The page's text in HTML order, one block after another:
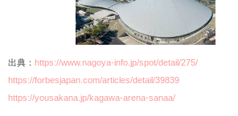
出典： https://www.nagoya-info.jp/spot/detail/275/
https://forbesjapan.com/articles/detail/39839
https://yousakana.jp/kagawa-arena-sanaa/